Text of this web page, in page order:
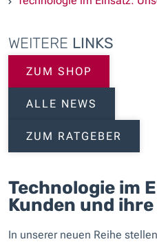
Technologie im
Kunden und
In unserer neuen Reihe
WEITERE LINKS
ZUM SHOP
ALLE NEWS
ZUM RATGEBER